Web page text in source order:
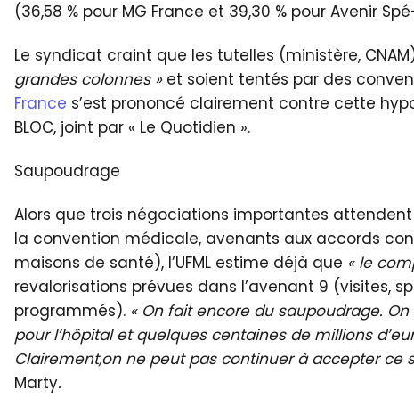
(36,58 % pour MG France et 39,30 % pour Avenir
Le syndicat craint que les tutelles (ministère,
grandes colonnes »et soient tentés par des
France s’est prononcé clairement contre cette
BLOC, joint par « Le Quotidien ».
Saupoudrage
Alors que trois négociations importantes
la convention médicale, avenants aux accords
maisons de santé), l’UFML estime déjà que « le
revalorisations prévues dans l’avenant 9 (visites,
programmés). « On fait encore du saupoudrage.
pour l’hôpital et quelques centaines de millions
Clairement,on ne peut pas continuer à accepter ce
Marty.